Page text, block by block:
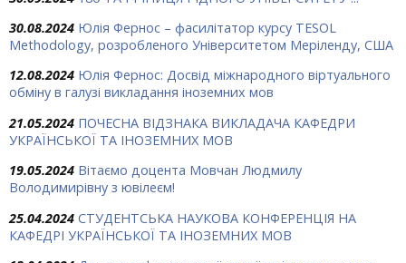
30.08.2024 Юлія Фернос – фасилітатор курсу TESOL
Methodology, розробленого Університетом Меріленду, США
12.08.2024 Юлія Фернос: Досвід міжнародного віртуального
обміну в галузі викладання іноземних мов
21.05.2024 ПОЧЕСНА ВІДЗНАКА ВИКЛАДАЧА КАФЕДРИ
УКРАЇНСЬКОЇ ТА ІНОЗЕМНИХ МОВ
19.05.2024 Вітаємо доцента Мовчан Людмилу
Володимирівну з ювілеєм!
25.04.2024 СТУДЕНТСЬКА НАУКОВА КОНФЕРЕНЦІЯ НА
КАФЕДРІ УКРАЇНСЬКОЇ ТА ІНОЗЕМНИХ МОВ